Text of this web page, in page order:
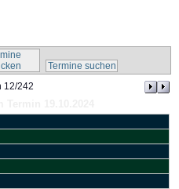
Termine suchen
12/242